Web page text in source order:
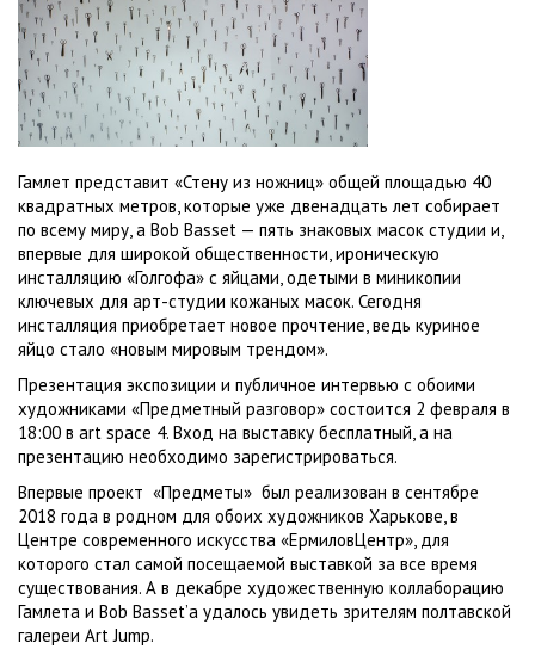
Гамлет представит «Стену из ножниц» общей площадью 40
квадратных метров, которые уже двенадцать лет собирает
по всему миру, а Bob Basset — пять знаковых масок студии и,
впервые для широкой общественности, ироническую
инсталляцию «Голгофа» с яйцами, одетыми в миникопии
ключевых для арт-студии кожаных масок. Сегодня
инсталляция приобретает новое прочтение, ведь куриное
яйцо стало «новым мировым трендом».
Презентация экспозиции и публичное интервью с обоими
художниками «Предметный разговор» состоится 2 февраля в
18:00 в art space 4. Вход на выставку бесплатный, а на
презентацию необходимо зарегистрироваться.
Впервые проект «Предметы» был реализован в сентябре
2018 года в родном для обоих художников Харькове, в
Центре современного искусства «ЕрмиловЦентр», для
которого стал самой посещаемой выставкой за все время
существования. А в декабре художественную коллаборацию
Гамлета и Bob Basset’а удалось увидеть зрителям полтавской
галереи Art Jump.